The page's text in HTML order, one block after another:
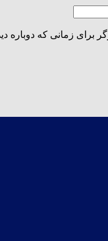
برای زمانی که دوباره